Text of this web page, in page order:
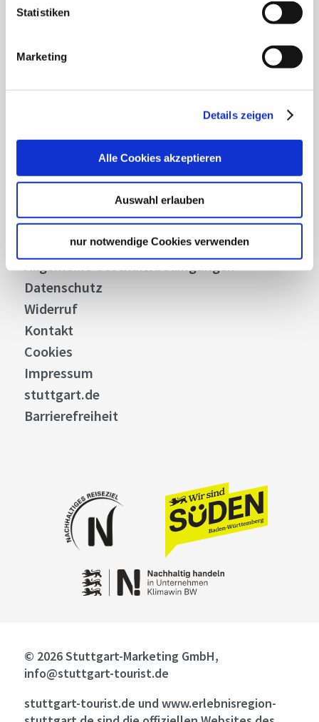
Statistiken
Marketing
Details zeigen
Alle Cookies akzeptieren
Auswahl erlauben
nur notwendige Cookies verwenden
Stuttgart und Region immer up-to-date.
Über uns
Stellenangebote
Presse
Stuttgart Convention Bureau
Bilddatenbank
Allgemeine Geschäftsbedingungen
Datenschutz
Widerruf
Kontakt
Cookies
Impressum
stuttgart.de
Barrierefreiheit
© 2026 Stuttgart-Marketing GmbH,
info@stuttgart-tourist.de
stuttgart-tourist.de und www.erlebnisregion-